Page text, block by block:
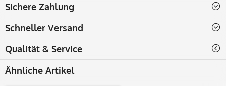
Sichere Zahlung
Schneller Versand
Qualität & Service
Ähnliche Artikel